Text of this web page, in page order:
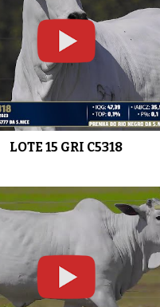
LOTE 15 GRI C5318